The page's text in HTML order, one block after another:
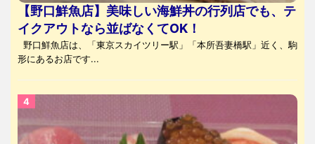
【野口鮮魚店】美味しい海鮮丼の行列店でも、テ
イクアウトなら並ばなくてOK！
野口鮮魚店は、「東京スカイツリー駅」「本所吾妻橋駅」近く、駒
形にあるお店です...